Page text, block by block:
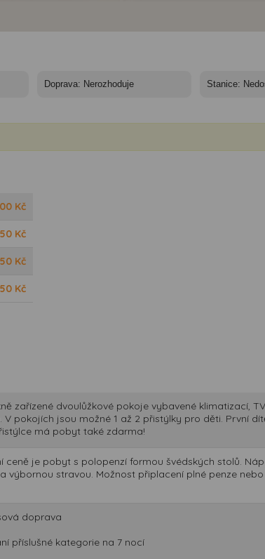
Kč
Kč
Kč
Kč
zařízené dvoulůžkové pokoje vybavené klimatizací,
V pokojích jsou možné 1 až 2 přistýlky pro děti. První
má pobyt také zdarma!
ceně je pobyt s polopenzí formou švédských stolů.
výbornou stravou. Možnost připlacení plné penze nebo
doprava
příslušné kategorie na 7 nocí